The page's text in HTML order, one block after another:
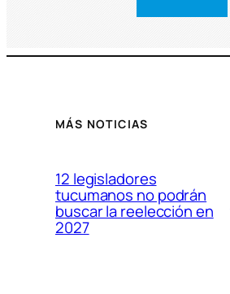
MÁS NOTICIAS
12 legisladores
tucumanos no podrán
buscar la reelección en
2027